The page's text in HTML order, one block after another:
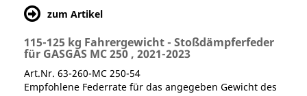
zum Artikel
115-125 kg Fahrergewicht - Stoßdämpferfeder
für GASGAS MC 250 , 2021-2023
Art.Nr. 63-260-MC 250-54
Empfohlene Federrate für das angegeben Gewicht des